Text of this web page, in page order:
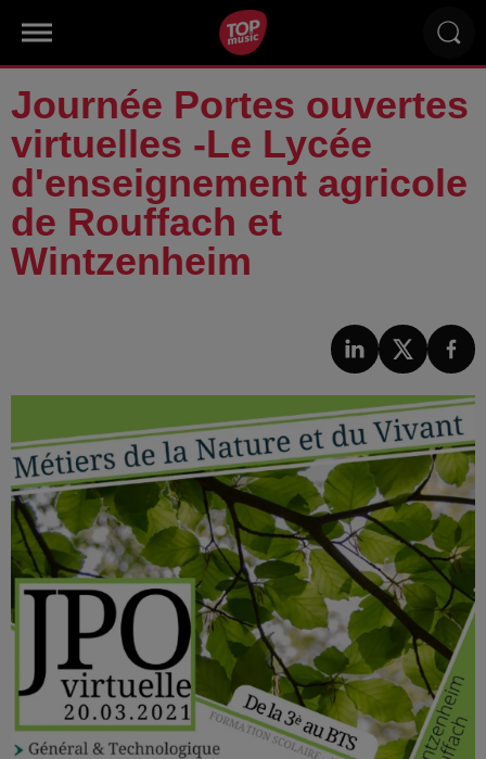
Journée Portes ouvertes
virtuelles -Le Lycée
d'enseignement agricole
de Rouffach et
Wintzenheim